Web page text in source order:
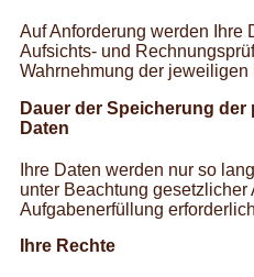
Auf Anforderung werden Ihre
Aufsichts- und
Wahrnehmung der
Dauer der Speicherung
Daten
Ihre Daten werden nur so
unter Beachtung
Aufgabenerfüllung
Ihre Rechte